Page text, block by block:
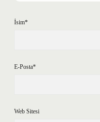
İsim*
E-Posta*
Web Sitesi